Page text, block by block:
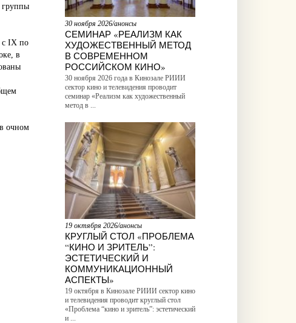
30 ноября 2026/анонсы
СЕМИНАР «РЕАЛИЗМ КАК
ХУДОЖЕСТВЕННЫЙ МЕТОД
В СОВРЕМЕННОМ
РОССИЙСКОМ КИНО»
30 ноября 2026 года в Кинозале РИИИ
сектор кино и телевидения проводит
семинар «Реализм как художественный
метод в ...
19 октября 2026/анонсы
КРУГЛЫЙ СТОЛ «ПРОБЛЕМА
“КИНО И ЗРИТЕЛЬ”:
ЭСТЕТИЧЕСКИЙ И
КОММУНИКАЦИОННЫЙ
АСПЕКТЫ»
19 октября в Кинозале РИИИ сектор кино
и телевидения проводит круглый стол
«Проблема “кино и зритель”: эстетический
и ...
группы
с IX по
в
очном